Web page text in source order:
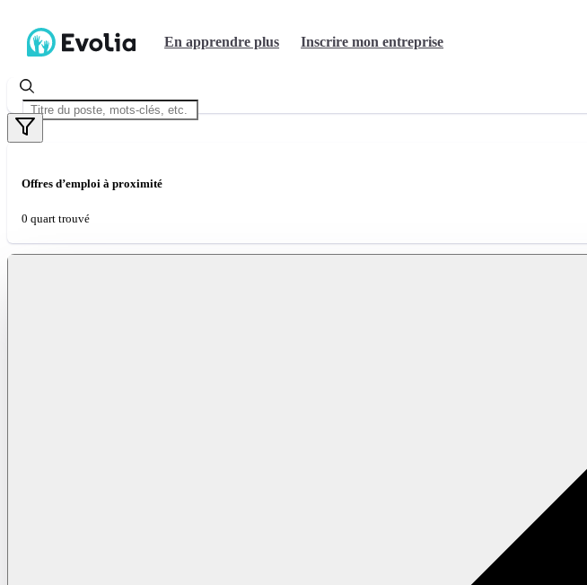
En apprendre plus Inscrire mon entreprise
Offres d’emploi à proximité
0 quart trouvé